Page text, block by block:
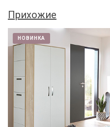
Прихожие
НОВИНКА